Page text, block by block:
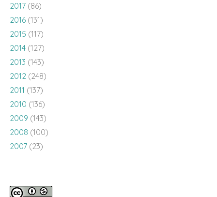
2017 (86)
2016 (131)
2015 (117)
2014 (127)
2013 (143)
2012 (248)
2011 (137)
2010 (136)
2009 (143)
2008 (100)
2007 (23)